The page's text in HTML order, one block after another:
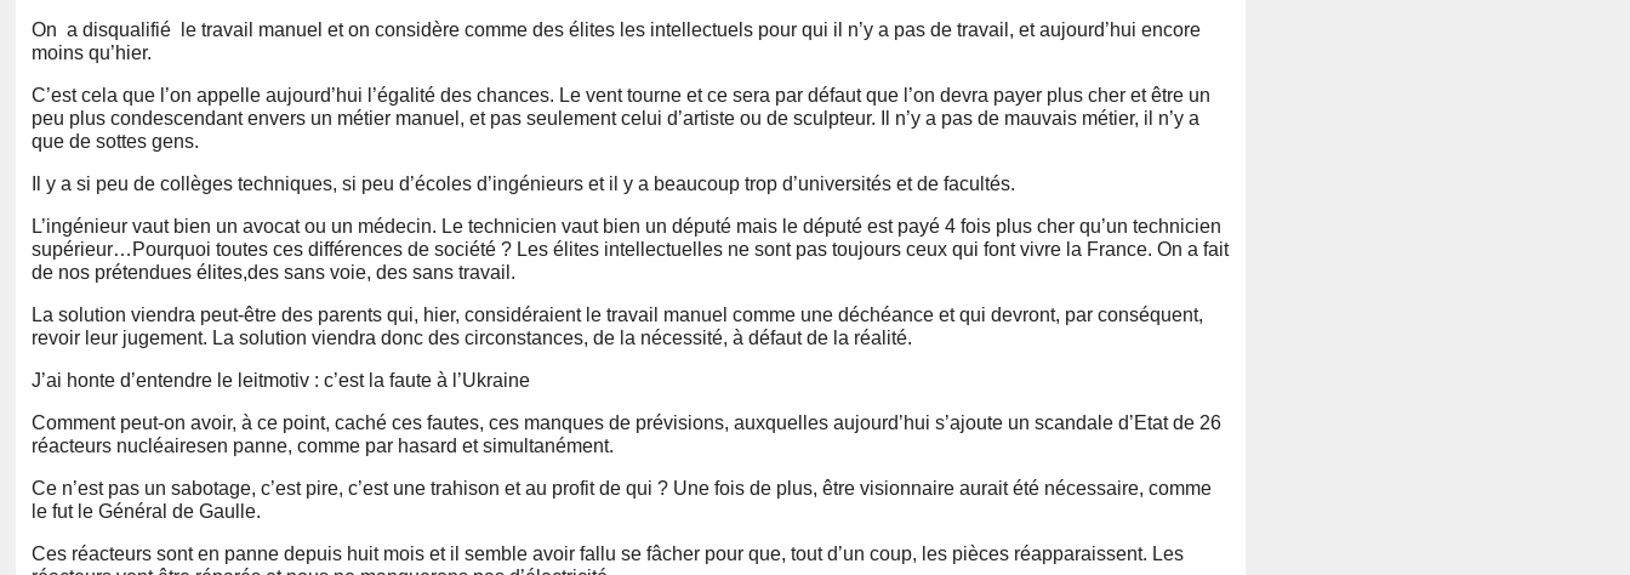
On a disqualifié e travail manuel et on considère comme des élites les intellectuels pour qui il n’y a pas de travail , et aujourd’hui encore
moins qu’hier.
C’est cela que l’on appelle aujourd’hui l’égalité des chances. Le vent tourne et ce sera par défaut que l’on devra payer plus cher et être un
peu plus condescendant envers un métier manuel , et pas seulement celui d’artiste ou de sculpteur. Il n’y a pas de mauvais métier, il n’y a
que de sottes gens.
Il y a si peu de collèges techniques, si peu d’écoles d’ingénieurs et il y a beaucoup trop d’universités et de facultés.
L’ingénieur vaut bien un avocat ou un médecin. Le technicien vaut bien un député mais le député est payé 4 fois plus cher qu’un technicien
supérieur… Pourquoi toutes ces différences de société ? Les élites intellectuelles ne sont pas toujours ceux qui font vivre la France. On a fait
de nos prétendues élites,des sans voie, des sans travail.
La solution viendra peut-être des parents qui, hier, considéraient le travail manuel comme une déchéance et qui devront, par conséquent,
revoir leur jugement. La solution viendra donc des circonstances, de la nécessité, à défaut de la réalité.
J’ai honte d’entendre le leitmotiv : c’est la faute à l’Ukraine
Comment peut-on avoir, à ce point, caché ces fautes, ces manques de prévisions, auxquelles aujourd’hui s’ajoute un scandale d’Etat de 26
réacteurs nucléairesen panne, comme par hasard et simultanément.
Ce n’est pas un sabotage, c’est pire, c’est une trahison et au profit de qui ? Une fois de plus, être visionnaire aurait été nécessaire, comme
le fut le Général de Gaulle.
Ces réacteurs sont en panne depuis huit mois et il semble avoir fallu se fâcher pour que, tout d’un coup, les pièces réapparaissent. Les